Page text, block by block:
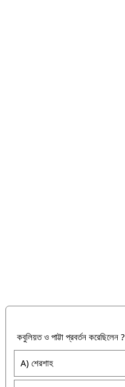
কবুলিয়ত ও পাট্টা প্রবর্তন করেছিলেন ?
A) শেরশাহ